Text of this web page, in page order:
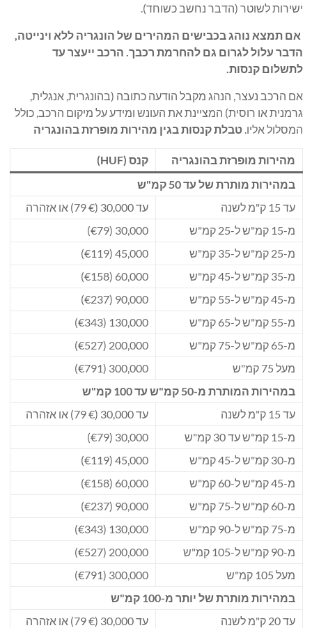
ישירות לשוטר (הדבר נחשב כשוחד).
אם תמצא נוהג בכבישים המהירים של הונגריה ללא וינייטה,
הדבר עלול לגרום גם להחרמת רכבך. הרכב ייעצר עד
לתשלום קנסות.
אם הרכב נעצר, הנהג מקבל הודעה כתובה (בהונגרית, אנגלית,
גרמנית או רוסית) המציינת את העונש ומידע על מיקום הרכב, כולל
המסלול אליו. טבלת קנסות בגין מהירות מופרזת בהונגריה
מהירות מופרזת בהונגריה
קנס (HUF)
במהירות מותרת של עד 50 קמ"ש
עד 15 ק"מ לשנה
עד 30,000 (€ 79) או אזהרה
מ-15 קמ"ש ל-25 קמ"ש
30,000 (€79)
מ-25 קמ"ש ל-35 קמ"ש
45,000 (€119)
מ-35 קמ"ש ל-45 קמ"ש
60,000 (€158)
מ-45 קמ"ש ל-55 קמ"ש
90,000 (€237)
מ-55 קמ"ש ל-65 קמ"ש
130,000 (€343)
מ-65 קמ"ש ל-75 קמ"ש
200,000 (€527)
מעל 75 קמ"ש
300,000 (€791)
במהירות המותרת מ-50 קמ"ש עד 100 קמ"ש
עד 15 ק"מ לשנה
עד 30,000 (€ 79) או אזהרה
מ-15 קמ"ש עד 30 קמ"ש
30,000 (€79)
מ-30 קמ"ש ל-45 קמ"ש
45,000 (€119)
מ-45 קמ"ש ל-60 קמ"ש
60,000 (€158)
מ-60 קמ"ש ל-75 קמ"ש
90,000 (€237)
מ-75 קמ"ש ל-90 קמ"ש
130,000 (€343)
מ-90 קמ"ש ל-105 קמ"ש
200,000 (€527)
מעל 105 קמ"ש
300,000 (€791)
במהירות מותרת של יותר מ-100 קמ"ש
עד 20 ק"מ לשנה
עד 30,000 (€ 79) או אזהרה